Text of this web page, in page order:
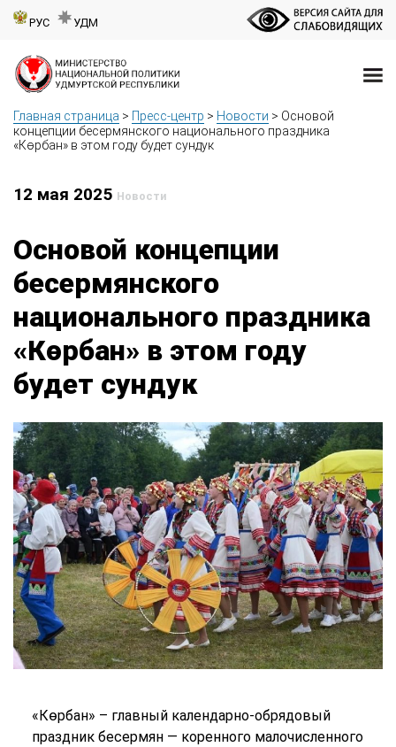
РУС УДМ
Главная страница > Пресс-центр > Новости > Основой
концепции бесермянского национального праздника
«Көрбан» в этом году будет сундук
12 мая 2025 Новости
Основой концепции
бесермянского
национального праздника
«Көрбан» в этом году
будет сундук
«Көрбан» – главный календарно-обрядовый
праздник бесермян — коренного малочисленного